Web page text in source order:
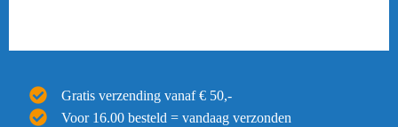
Gratis verzending vanaf € 50,-
Voor 16.00 besteld = vandaag verzonden